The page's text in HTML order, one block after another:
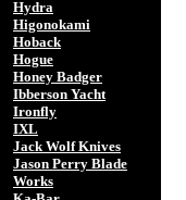
Hydra
Higonokami
Hoback
Hogue
Honey Badger
Ibberson Yacht
Ironfly
IXL
Jack Wolf Knives
Jason Perry Blade
Works